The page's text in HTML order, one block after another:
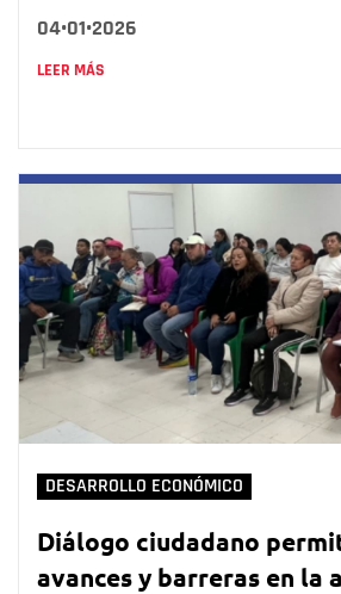
04•01•2026
LEER MÁS
DESARROLLO ECONÓMICO
Diálogo ciudadano
avances y barreras en la